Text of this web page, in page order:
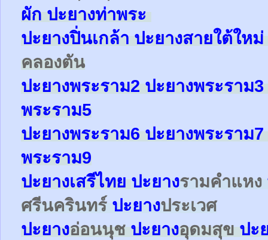
ผักปะยางท่าพระ
ปะยางปิ่นเกล้าปะยางสายใต้ใหม่
คลองตัน
ปะยางพระราม2ปะยางพระราม3
พระราม5
ปะยางพระราม6ปะยางพระราม7
พระราม9
ปะยางเสรีไทยปะยางรามคำแหง
ศรีนครินทร์ ปะยางประเวศ
ปะยางอ่อนนุชปะยางอุดมสุข ปะ